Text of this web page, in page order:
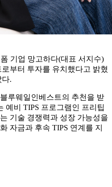
기업 망고하다(대표 서지수)
부터 투자를 유치했다고 밝혔
다.
루웨일인베스트의 추천을 받
예비 TIPS 프로그램인 프리팁
기술 경쟁력과 성장 가능성을
자금과 후속 TIPS 연계를 지